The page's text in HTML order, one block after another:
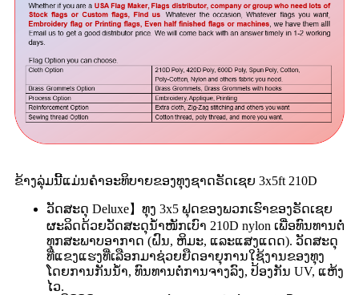
ຂ້າງລຸ່ມນີ້ແມ່ນຄຳອະທິບາຍຂອງທຸງຊາດຣັດເຊຍ 3x5ft 210D
ວັດສະດຸ Deluxe】ທຸງ 3x5 ຟຸດຂອງພວກເຮົາຂອງຣັດເຊຍ
ຜະລິດດ້ວຍວັດສະດຸນ້ຳໜັກເບົາ 210D nylon ເພື່ອທົນທານຕໍ່
ທຸກສະພາບອາກາດ (ຝົນ, ຫິມະ, ແລະແສງແດດ). ວັດສະດຸ
ທີ່ແຂງແຮງທີ່ເລືອກມາຊ່ວຍຍືດອາຍຸການໃຊ້ງານຂອງທຸງ
ໂດຍການກັນນ້ຳ, ທົນທານຕໍ່ການຈາງລົງ, ປ້ອງກັນ UV, ແຫ້ງ
ໄວ.